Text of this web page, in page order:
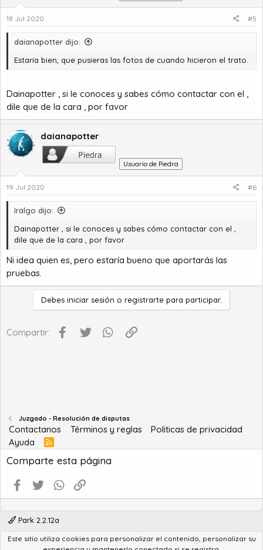
18 Jul 2020 #5
daianapotter dijo:
Estaría bien, que pusieras las fotos de cuando hicieron el trato.
Dainapotter , si le conoces y sabes cómo contactar con el ,
dile que de la cara , por favor
daianapotter
Usuario de Piedra
19 Jul 2020 #6
Iralgo dijo:
Dainapotter , si le conoces y sabes cómo contactar con el ,
dile que de la cara , por favor
Ni idea quien es, pero estaría bueno que aportarás las
pruebas.
Debes iniciar sesión o registrarte para participar.
Compartir: Facebook
Twitter WhatsApp
Juzgado - Resolución de disputas
Contactanos Términos y reglas
Politicas de privacidad
Ayuda
R
S
S
Comparte esta página
Facebook
Twitter WhatsApp
Park 2.2.12a
Community platform by XenForo® © 2010-2022 XenForo Ltd.
Este sitio utiliza cookies para personalizar el contenido, personalizar su